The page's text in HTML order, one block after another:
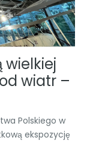
wielkiej
wiatr –
Polskiego w
ekspozycję